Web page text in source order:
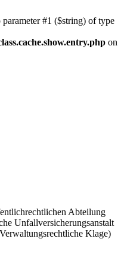
#1 ($string) of type
on
Abteilung
Unfallversicherungsanstalt
Klage)